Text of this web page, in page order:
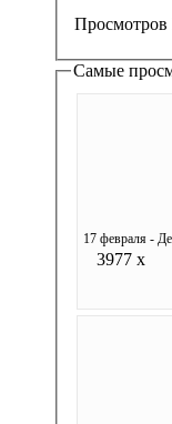
Просмотров
Самые
17 февраля -
3977 x